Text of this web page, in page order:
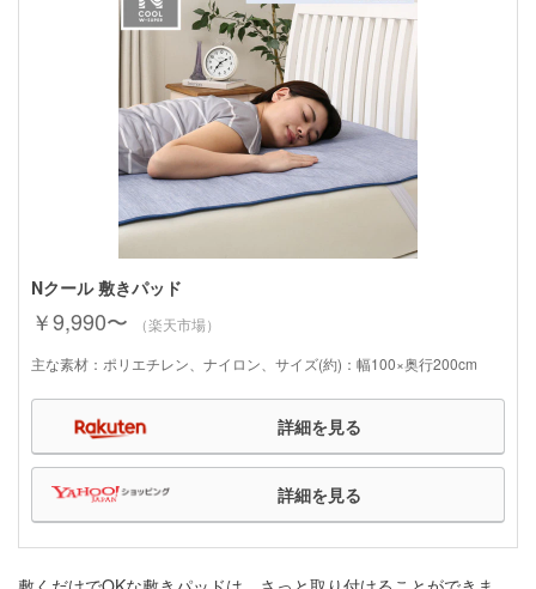
Nクール 敷きパッド
￥9,990〜
（楽天市場）
主な素材：ポリエチレン、ナイロン、サイズ(約)：幅100×奥行200cm
詳細を見る
詳細を見る